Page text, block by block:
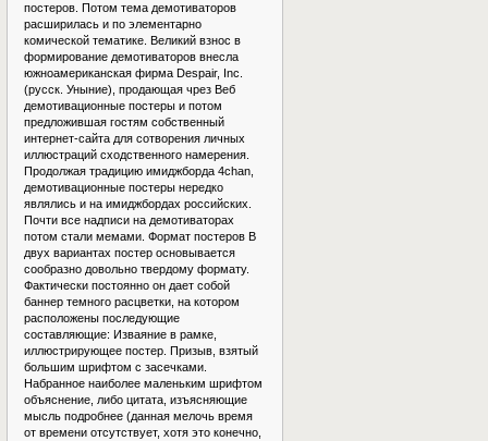
постеров. Потом тема демотиваторов
расширилась и по элементарно
комической тематике. Великий взнос в
формирование демотиваторов внесла
южноамериканская фирма Despair, Inc.
(русск. Уныние), продающая чрез Веб
демотивационные постеры и потом
предложившая гостям собственный
интернет-сайта для сотворения личных
иллюстраций сходственного намерения.
Продолжая традицию имиджборда 4chan,
демотивационные постеры нередко
являлись и на имиджбордах российских.
Почти все надписи на демотиваторах
потом стали мемами. Формат постеров В
двух вариантах постер основывается
сообразно довольно твердому формату.
Фактически постоянно он дает собой
баннер темного расцветки, на котором
расположены последующие
составляющие: Изваяние в рамке,
иллюстрирующее постер. Призыв, взятый
большим шрифтом с засечками.
Набранное наиболее маленьким шрифтом
объяснение, либо цитата, изъясняющие
мысль подробнее (данная мелочь время
от времени отсутствует, хотя это конечно,